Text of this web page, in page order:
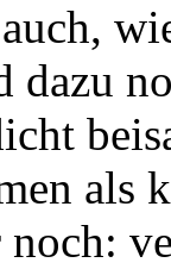
dazu
als